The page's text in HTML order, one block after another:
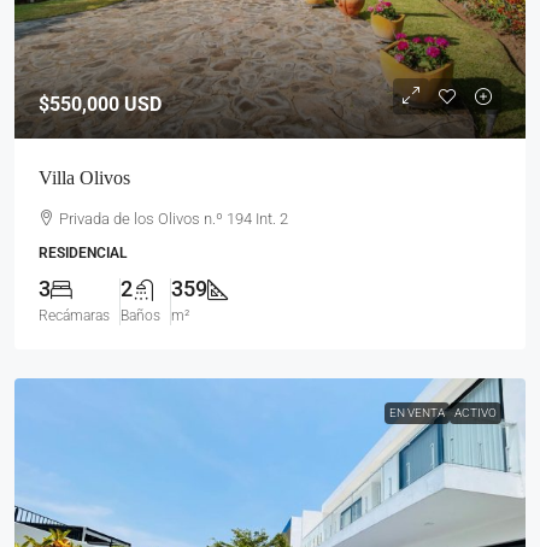
$550,000USD
Villa Olivos
Privada de los Olivos n.º 194 Int. 2
RESIDENCIAL
3
Recámaras
2
Baños
359
m²
EN VENTA ACTIVO